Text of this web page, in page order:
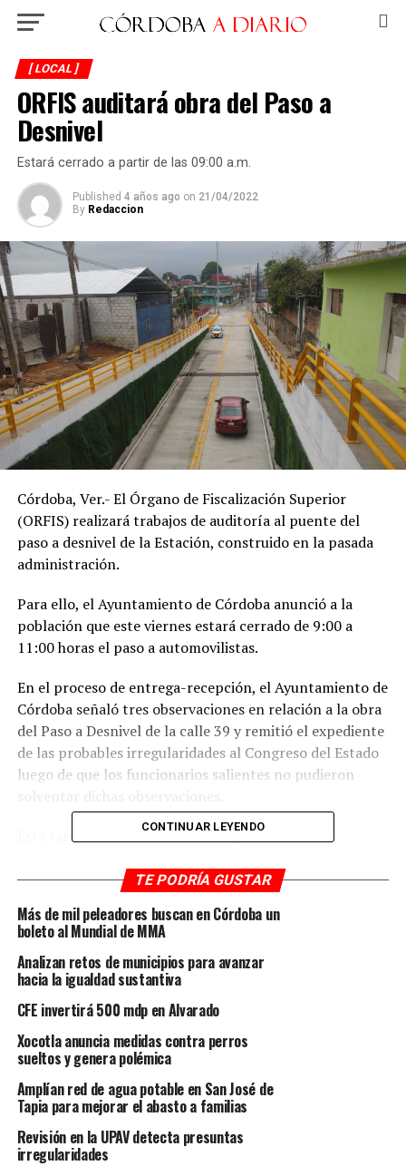
[ LOCAL ]
ORFIS auditará obra del Paso a
Desnivel
Estará cerrado a partir de las 09:00 a.m.
Published 4 años ago on 21/04/2022
By Redaccion
Córdoba, Ver.- El Órgano de Fiscalización Superior
(ORFIS) realizará trabajos de auditoría al puente del
paso a desnivel de la Estación, construido en la pasada
administración.
Para ello, el Ayuntamiento de Córdoba anunció a la
población que este viernes estará cerrado de 9:00 a
11:00 horas el paso a automovilistas.
En el proceso de entrega-recepción, el Ayuntamiento de
Córdoba señaló tres observaciones en relación a la obra
del Paso a Desnivel de la calle 39 y remitió el expediente
de las probables irregularidades al Congreso del Estado
luego de que los funcionarios salientes no pudieron
Esta tarde, el ORFIS notificó al Ayuntamiento de
trabajos en la obra y pidió su cierre al tránsito vehicular
DESPUÉS
Exhortan a locatarios a regularizarse
DIF previene suicidio
CONTINUAR LEYENDO
TE PODRÍA GUSTAR
Más de mil peleadores buscan en Córdoba un
boleto al Mundial de MMA
Analizan retos de municipios para avanzar
hacia la igualdad sustantiva
CFE invertirá 500 mdp en Alvarado
Xocotla anuncia medidas contra perros
sueltos y genera polémica
Amplían red de agua potable en San José de
Tapia para mejorar el abasto a familias
Revisión en la UPAV detecta presuntas
irregularidades